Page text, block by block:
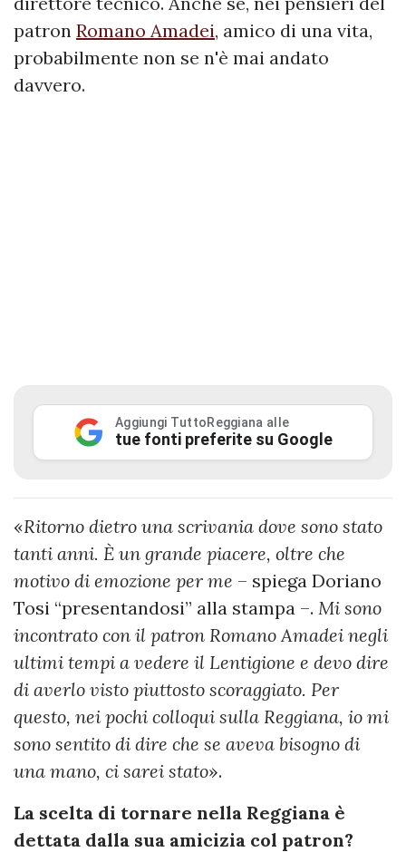
patron Romano Amadei, amico di una vita,
probabilmente non se n'è mai andato
davvero.
Aggiungi TuttoReggiana alle
tue fonti preferite su Google
«Ritorno dietro una scrivania dove sono stato
tanti anni. È un grande piacere, oltre che
motivo di emozione per me – spiega Doriano
Tosi “presentandosi” alla stampa –. Mi sono
incontrato con il patron Romano Amadei negli
ultimi tempi a vedere il Lentigione e devo dire
di averlo visto piuttosto scoraggiato. Per
questo, nei pochi colloqui sulla Reggiana, io mi
sono sentito di dire che se aveva bisogno di
una mano, ci sarei stato».
La scelta di tornare nella Reggiana è
dettata dalla sua amicizia col patron?